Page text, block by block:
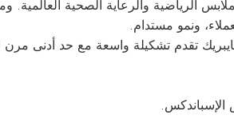
الرياضية والرعاية الصحية العالمية.
ونمو مستدام.
تقدم تشكيلة واسعة مع حد أدنى